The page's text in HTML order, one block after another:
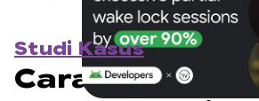
Studi Kasus
Cara WHOOP